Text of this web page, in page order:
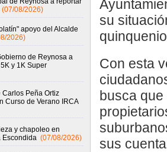
(07/08/2026)
apoyo del Alcalde
2026)
de Reynosa a
y 1K Super
Carlos Peña Ortiz
Curso de Verano IRCA
y chapoleo en
Escondida (07/08/2026)
su
Con esta
busca
sus